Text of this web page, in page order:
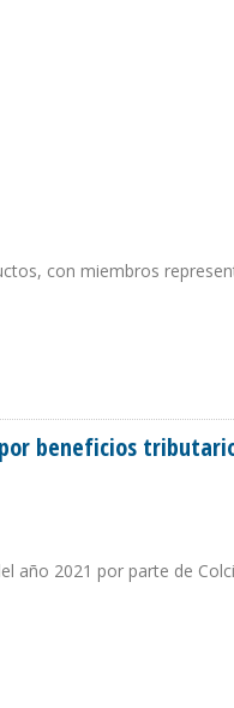
con miembros
beneficios
2021 por parte de